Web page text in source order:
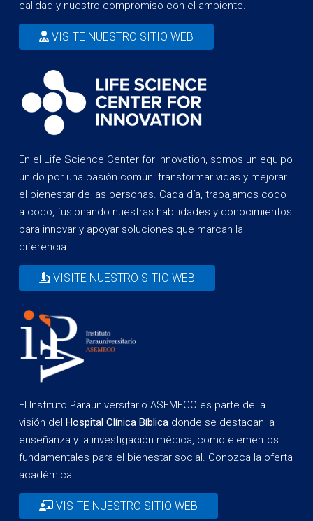
calidad y nuestro compromiso con el ambiente.
VISITE NUESTRO SITIO WEB
En el Life Science Center for Innovation, somos un equipo
unido por una pasión común: transformar vidas y mejorar
el bienestar de las personas. Cada día, trabajamos codo
a codo, fusionando nuestras habilidades y conocimientos
para innovar y apoyar soluciones que marcan la
diferencia.
VISITE NUESTRO SITIO WEB
El Instituto Parauniversitario ASEMECO es parte de la
visión del Hospital Clínica Bíblica donde se destacan la
enseñanza y la investigación médica, como elementos
fundamentales para el bienestar social. Conozca la oferta
académica.
VISITE NUESTRO SITIO WEB